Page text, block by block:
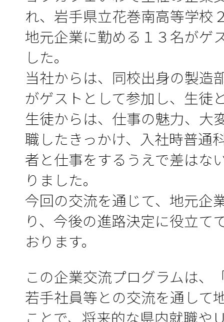
れ、岩手県立花巻南高等学校
地元企業に勤める１３名がゲ
した。
当社からは、同校出身の製造
がゲストとして参加し、生徒
生徒からは、仕事の魅力、大
職したきっかけ、入社時普通
者と仕事をするうえで差はな
りました。
今回の交流を通じて、地元企
り、今後の進路決定に役立て
おります。
この企業交流プログラムは、
若手社員等との交流を通して
ことで、将来的な県内就職や